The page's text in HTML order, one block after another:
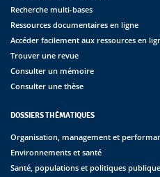
Recherche multi-bases
Ressources documentaires en ligne
Accéder facilement aux ressources en
Trouver une revue
Consulter un mémoire
Consulter une thèse
DOSSIERS THÉMATIQUES
Organisation, management et
Environnements et santé
Santé, populations et politiques